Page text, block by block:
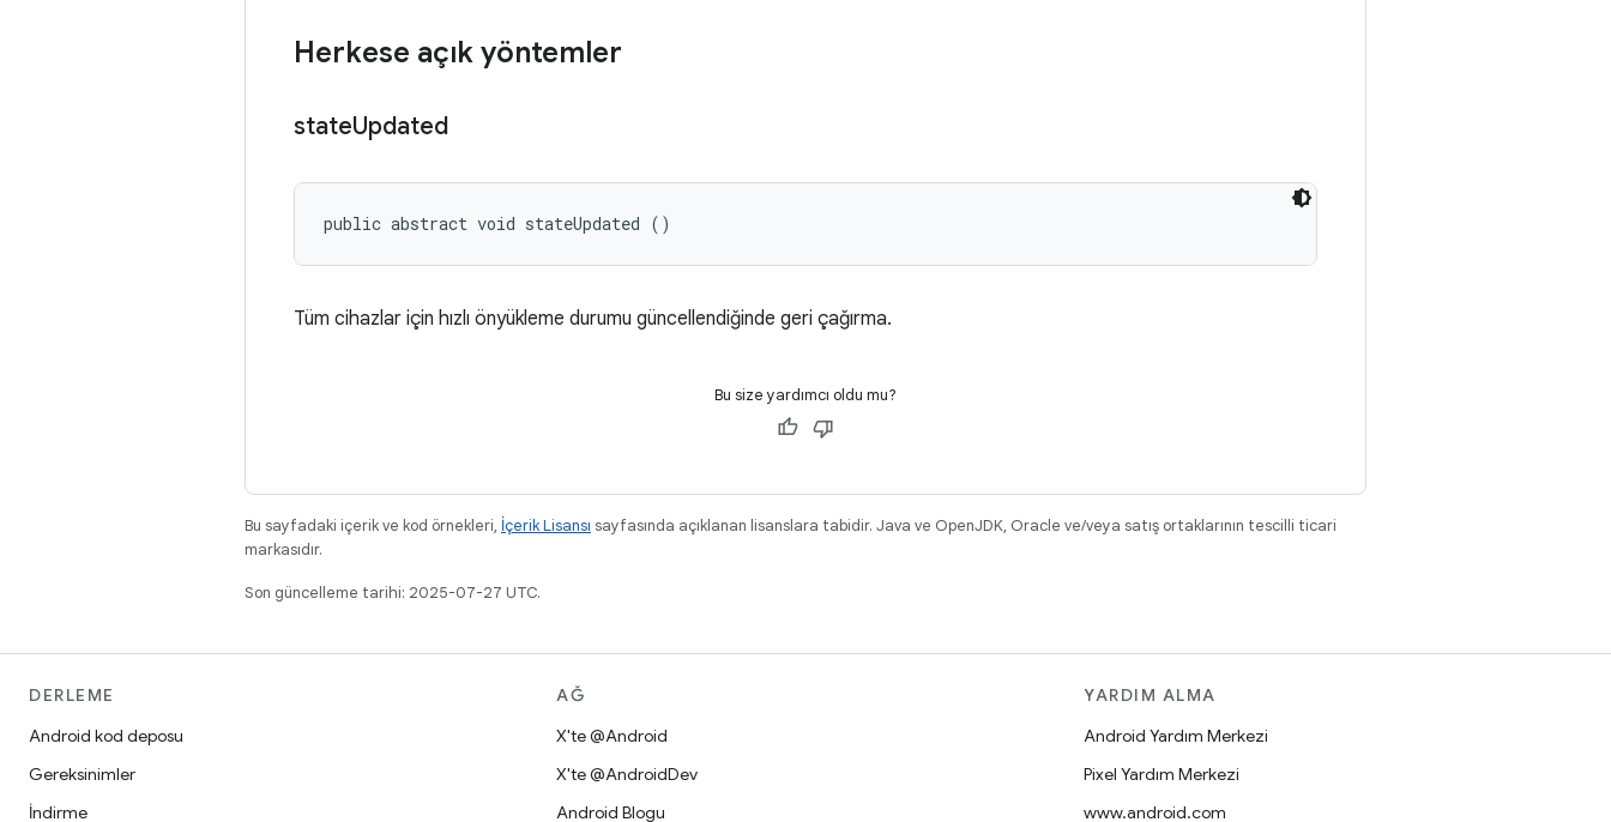
Herkese açık yöntemler
stateUpdated
public abstract void stateUpdated ()
Tüm cihazlar için hızlı önyükleme durumu güncellendiğinde geri çağırma.
Bu size yardımcı oldu mu?
Bu sayfadaki içerik ve kod örnekleri, İçerik Lisansı sayfasında açıklanan lisanslara tabidir. Java ve OpenJDK, Oracle ve/veya satış ortaklarının tescilli ticari
markasıdır.
Son güncelleme tarihi: 2025-07-27 UTC.
DERLEME
Android kod deposu
Gereksinimler
İndirme
AĞ
X'te @Android
X'te @AndroidDev
Android Blogu
YARDIM ALMA
Android Yardım Merkezi
Pixel Yardım Merkezi
www.android.com